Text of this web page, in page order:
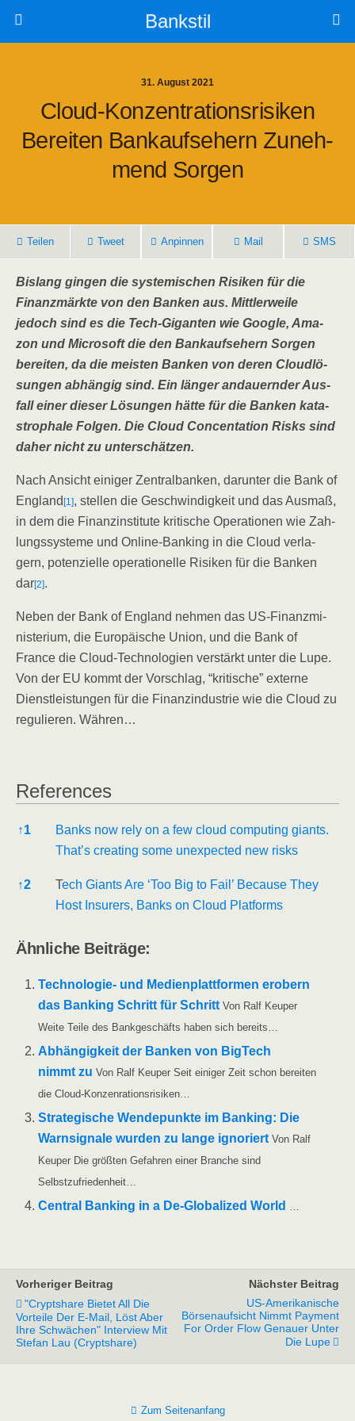
Bankstil
31. August 2021
Cloud-Kon­zen­tra­ti­ons­ri­si­ken
Berei­ten Bank­aufs­e­hern Zuneh­
Mend Sorgen
Tei­len Tweet Anpin­nen Mail SMS
Bis­lang gin­gen die sys­te­mi­schen Risi­ken für die
Finanz­märk­te von den Ban­ken aus. Mitt­ler­wei­le
jedoch sind es die Tech-Gigan­ten wie Goog­le, Ama­
zon und Micro­soft die den Bank­aufs­e­hern Sor­gen
berei­ten, da die meis­ten Ban­ken von deren Cloud­lö­
sun­gen abhän­gig sind. Ein län­ger andau­ern­der Aus­
fall einer die­ser Lösun­gen hät­te für die Ban­ken kata­
stro­pha­le Fol­gen. Die Cloud Con­cen­ta­ti­on Risks sind
daher nicht zu unterschätzen.
Nach Ansicht eini­ger Zen­tral­ban­ken, dar­un­ter die Bank of
Eng­land [1], stel­len die Geschwin­dig­keit und das Aus­maß,
in dem die Finanz­in­sti­tu­te kri­ti­sche Ope­ra­tio­nen wie Zah­
lungs­sys­te­me und Online-Ban­king in die Cloud ver­la­
gern, poten­zi­el­le ope­ra­tio­nel­le Risi­ken für die Ban­ken
dar[2].
Neben der Bank of Eng­land neh­men das US-Finanz­mi­
nis­te­ri­um, die Euro­päi­sche Uni­on, und die Bank of
France die Cloud-Tech­no­lo­gien ver­stärkt unter die Lupe.
Von der EU kommt der Vor­schlag, “kri­ti­sche” exter­ne
Dienst­leis­tun­gen für die Finanz­in­dus­trie wie die Cloud zu
regu­lie­ren. Währen…
Refe­ren­ces
Refe­ren­ces
↑1
Banks now rely on a few cloud com­pu­ting giants.
That’s crea­ting some unex­pec­ted new risks
↑2 Tech Giants Are ‘Too Big to Fail’ Becau­se They
Host Insu­r­ers, Banks on Cloud Platforms
Ähn­li­che Beiträge:
Tech­­no­­lo­­gie- und Medi­en­platt­for­men erobern
das Ban­king Schritt für Schritt Von Ralf Keu­per
Wei­te Tei­le des Bank­ge­schäfts haben sich bereits…
Abhän­gig­keit der Ban­ken von Big­Tech
nimmt zu Von Ralf Keu­per Seit eini­ger Zeit schon berei­ten
die Cloud-Konzenrationsrisiken…
Stra­te­gi­sche Wen­de­punk­te im Ban­king: Die
Warn­si­gna­le wur­den zu lan­ge igno­riert Von Ralf
Keu­per Die größ­ten Gefah­ren einer Bran­che sind
Selbstzufriedenheit…
Cen­tral Ban­king in a De-Glo­­ba­­li­­zed World …
Vorheriger Beitrag
"Cryptshare Bietet All Die
Vorteile Der E-Mail, Löst Aber
Ihre Schwächen" Interview Mit
Stefan Lau (Cryptshare)
Nächster Beitrag
US-Amerikanische
Börsenaufsicht Nimmt Payment
For Order Flow Genauer Unter
Die Lupe
Zum Seitenanfang